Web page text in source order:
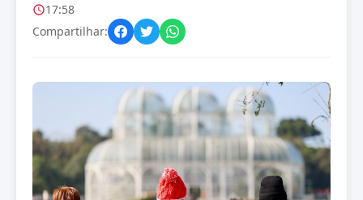
17:58
Compartilhar: